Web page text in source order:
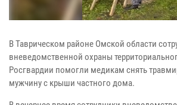
В Таврическом районе Омской области
вневедомственной охраны
Росгвардии помогли медикам снять
мужчину с крыши частного дома.